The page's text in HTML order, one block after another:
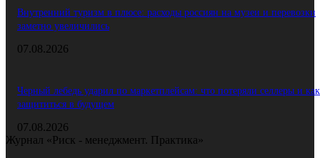
Внутренний туризм в плюсе: расходы россиян на музеи и перевозки
заметно увеличились
07.08.2026
Черный лебедь ударил по маркетплейсам: что потеряли селлеры и как
защититься в будущем
07.08.2026
Журнал «Риск - менеджмент. Практика»